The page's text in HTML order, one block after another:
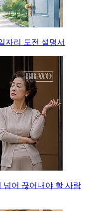
자리 도전 설명서
넘어 끊어내야 할 사람